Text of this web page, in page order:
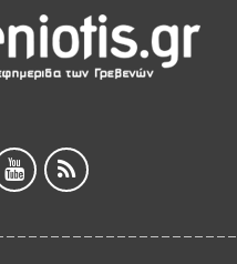
ταινία «Μικρές